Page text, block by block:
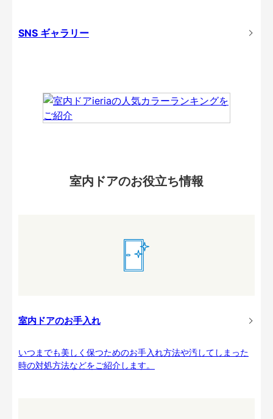
SNS ギャラリー
室内ドアのお役立ち情報
室内ドアのお手入れ
いつまでも美しく保つためのお手入れ方法や汚してしまった
時の対処方法などをご紹介します。